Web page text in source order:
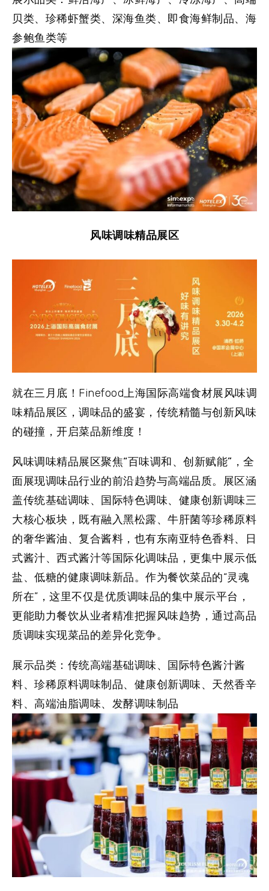
贝类、珍稀虾蟹类、深海鱼类、即食海鲜制品、海
参鲍鱼类等
风味调味精品展区
就在三月底！Finefood上海国际高端食材展风味调
味精品展区，调味品的盛宴，传统精髓与创新风味
的碰撞，开启菜品新维度！
风味调味精品展区聚焦“百味调和、创新赋能” ，全
面展现调味品行业的前沿趋势与高端品质。展区涵
盖传统基础调味、国际特色调味、健康创新调味三
大核心板块，既有融入黑松露、牛肝菌等珍稀原料
的奢华酱油、复合酱料，也有东南亚特色香料、日
式酱汁、西式酱汁等国际化调味品，更集中展示低
盐、低糖的健康调味新品。作为餐饮菜品的“灵魂
所在”，这里不仅是优质调味品的集中展示平台，
更能助力餐饮从业者精准把握风味趋势，通过高品
质调味实现菜品的差异化竞争。
展示品类： 传统高端基础调味、国际特色酱汁酱
料、珍稀原料调味制品、健康创新调味、天然香辛
料、高端油脂调味、发酵调味制品